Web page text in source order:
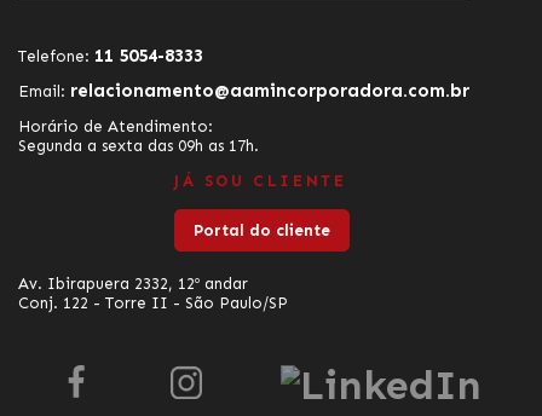
Telefone: 11 5054-8333
Email: relacionamento@aamincorporadora.com.br
Horário de Atendimento:
Segunda a sexta das 09h as 17h.
JÁ SOU CLIENTE
Portal do cliente
Av. Ibirapuera 2332, 12º andar
Conj. 122 - Torre II - São Paulo/SP